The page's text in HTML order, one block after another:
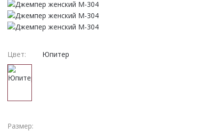
Женская одежда
Домашняя одежда
Цвет: Юпитер
Размер: